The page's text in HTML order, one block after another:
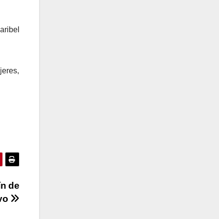
de